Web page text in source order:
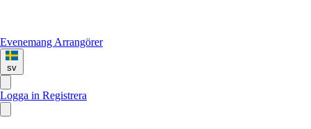
Evenemang Arrangörer
sv
Logga in Registrera